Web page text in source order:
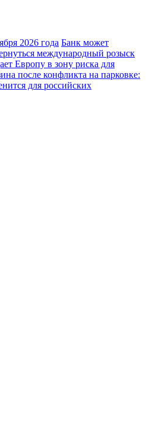
2026 года Банк может
международный розыск
Европу в зону риска для
после конфликта на парковке:
для российских